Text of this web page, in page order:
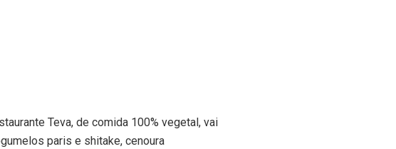
Teva, de comida 100% vegetal, vai
paris e shitake, cenoura